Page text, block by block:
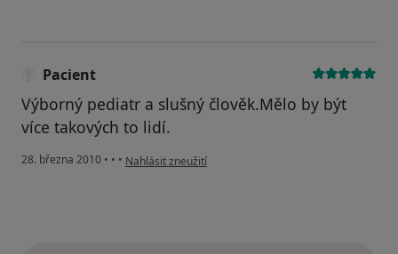
Pacient
Výborný pediatr a slušný člověk.Mělo by být
více takových to lidí.
28. března 2010 • • • podle názoru uživatele Pacient
Nahlásit zneužití